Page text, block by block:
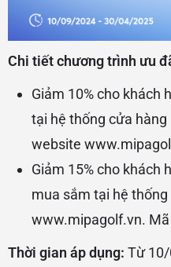
Chi tiết chương trình ưu
Giảm 10% cho khách
tại hệ thống cửa hàng
website
Giảm 15% cho khách
mua sắm tại hệ
www.mipagolf.vn.
Thời gian áp dụng: Từ